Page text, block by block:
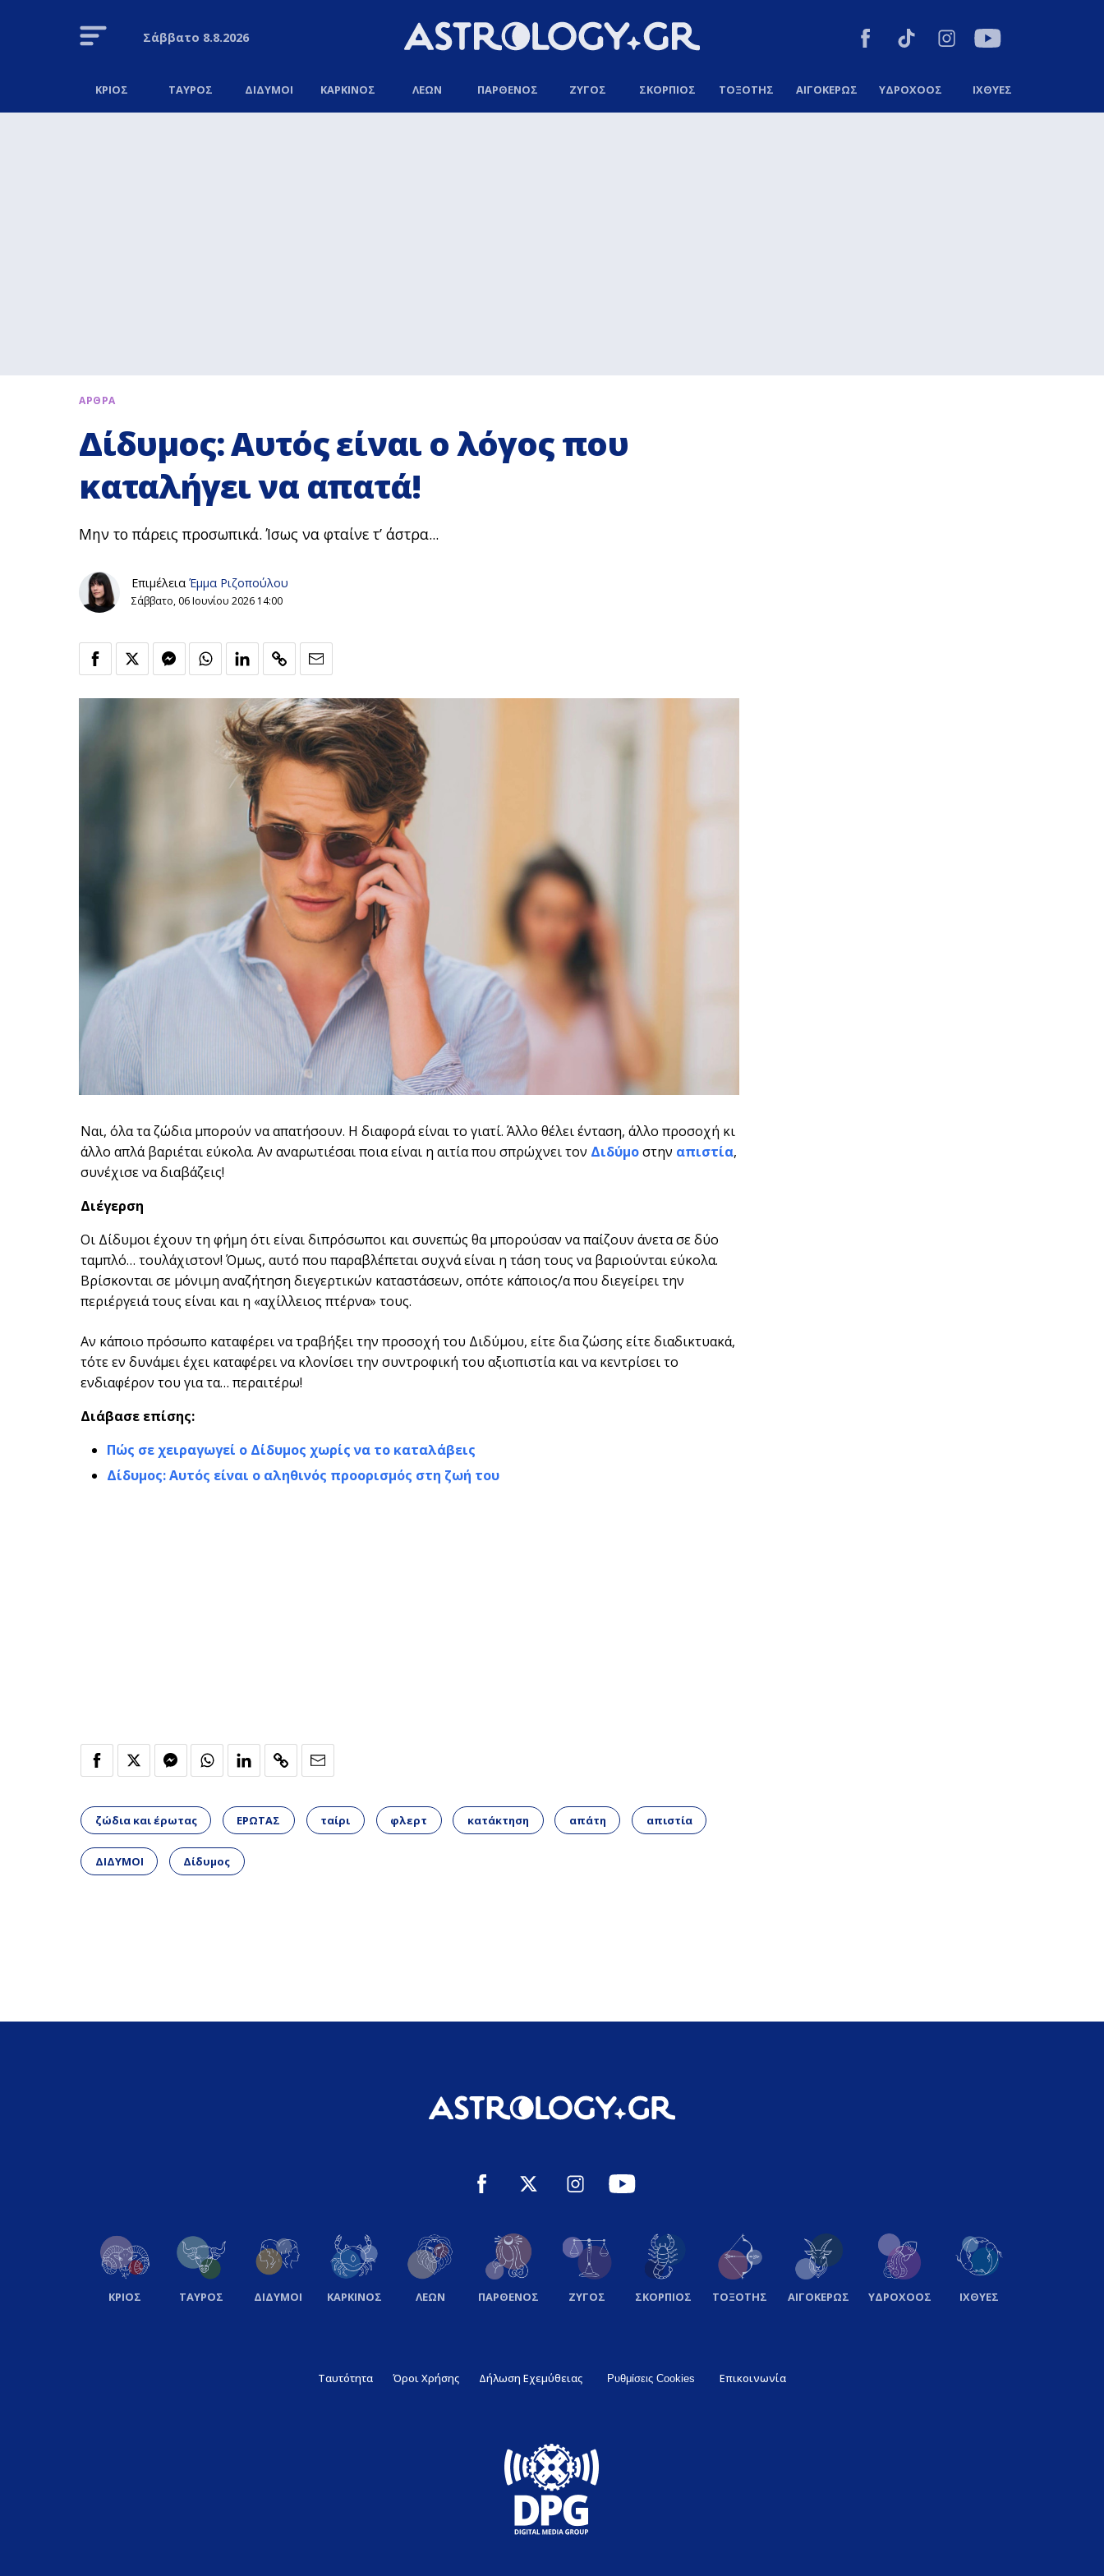
Σάββατο 8.8.2026
ΚΡΙΟΣ ΤΑΥΡΟΣ ΔΙΔΥΜΟΙ ΚΑΡΚΙΝΟΣ ΛΕΩΝ ΠΑΡΘΕΝΟΣ ΖΥΓΟΣ ΣΚΟΡΠΙΟΣ ΤΟΞΟΤΗΣ ΑΙΓΟΚΕΡΩΣ ΥΔΡΟΧΟΟΣ ΙΧΘΥΕΣ
ΑΡΘΡΑ
Δίδυμος: Αυτός είναι ο λόγος που
καταλήγει να απατά!
Μην το πάρεις προσωπικά. Ίσως να φταίνε τ’ άστρα...
Επιμέλεια Έμμα Ριζοπούλου
Σάββατο, 06 Ιουνίου 2026 14:00
Ναι, όλα τα ζώδια μπορούν να απατήσουν. Η διαφορά είναι το γιατί. Άλλο θέλει ένταση, άλλο προσοχή κι
άλλο απλά βαριέται εύκολα. Αν αναρωτιέσαι ποια είναι η αιτία που σπρώχνει τον Διδύμοστην απιστία,
συνέχισε να διαβάζεις!
Διέγερση
Οι Δίδυμοι έχουν τη φήμη ότι είναι διπρόσωποι και συνεπώς θα μπορούσαν να παίζουν άνετα σε δύο
ταμπλό… τουλάχιστον! Όμως, αυτό που παραβλέπεται συχνά είναι η τάση τους να βαριούνται εύκολα.
Βρίσκονται σε μόνιμη αναζήτηση διεγερτικών καταστάσεων, οπότε κάποιος/α που διεγείρει την
περιέργειά τους είναι και η «αχίλλειος πτέρνα» τους.
Αν κάποιο πρόσωπο καταφέρει να τραβήξει την προσοχή του Διδύμου, είτε δια ζώσης είτε διαδικτυακά,
τότε εν δυνάμει έχει καταφέρει να κλονίσει την συντροφική του αξιοπιστία και να κεντρίσει το
ενδιαφέρον του για τα… περαιτέρω!
Διάβασε επίσης:
Πώς σε χειραγωγεί ο Δίδυμος χωρίς να το καταλάβεις
Δίδυμος: Αυτός είναι ο αληθινός προορισμός στη ζωή του
ζώδια και έρωτας ΕΡΩΤΑΣ ταίρι φλερτ κατάκτηση απάτη απιστία
ΔΙΔΥΜΟΙ Δίδυμος
ΚΡΙΟΣ ΤΑΥΡΟΣ ΔΙΔΥΜΟΙ ΚΑΡΚΙΝΟΣ ΛΕΩΝ ΠΑΡΘΕΝΟΣ ΖΥΓΟΣ ΣΚΟΡΠΙΟΣ ΤΟΞΟΤΗΣ ΑΙΓΟΚΕΡΩΣ ΥΔΡΟΧΟΟΣ ΙΧΘΥΕΣ
Ταυτότητα Όροι Χρήσης Δήλωση Εχεμύθειας Ρυθμίσεις Cookies Επικοινωνία